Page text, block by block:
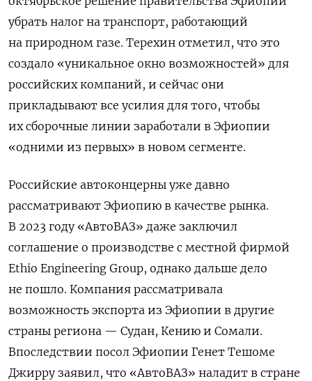
убрать налог на транспорт, работающий
на природном газе. Терехин отметил, что это
создало «уникальное окно возможностей» для
российских компаний, и сейчас они
прикладывают все усилия для того, чтобы
их сборочные линии заработали в Эфиопии
«одними из первых» в новом сегменте.
Российские автоконцерны уже давно
рассматривают Эфиопию в качестве рынка.
В 2023 году «АвтоВАЗ» даже заключил
соглашение о производстве с местной фирмой
Ethio Engineering Group, однако дальше дело
не пошло. Компания рассматривала
возможность экспорта из Эфиопии в другие
страны региона — Судан, Кению и Сомали.
Впоследствии посол Эфиопии Генет Тешоме
Джирру заявил, что «АвтоВАЗ» наладит в стране